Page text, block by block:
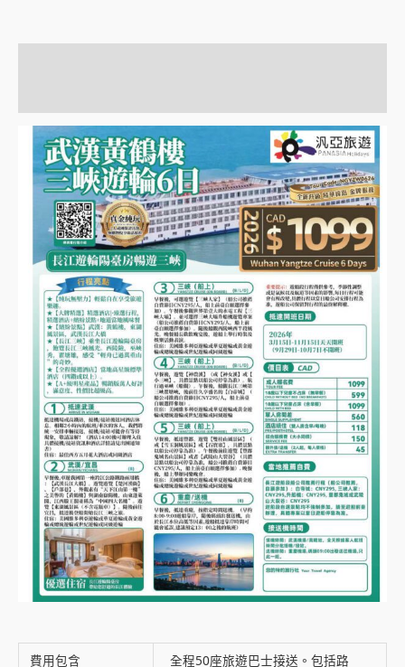
費用包含 全程50座旅遊巴士接送。包括路